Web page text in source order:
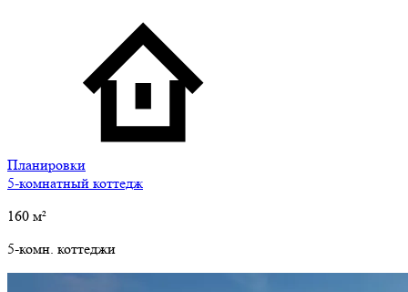
Планировки
5-комнатный коттедж
160 м²
5-комн. коттеджи